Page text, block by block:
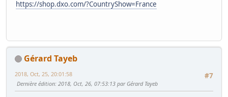
https://shop.dxo.com/?CountryShow=France
Gérard Tayeb
#7
2018, Oct, 25, 20:01:58
Dernière édition: 2018, Oct, 26, 07:53:13 par Gérard Tayeb